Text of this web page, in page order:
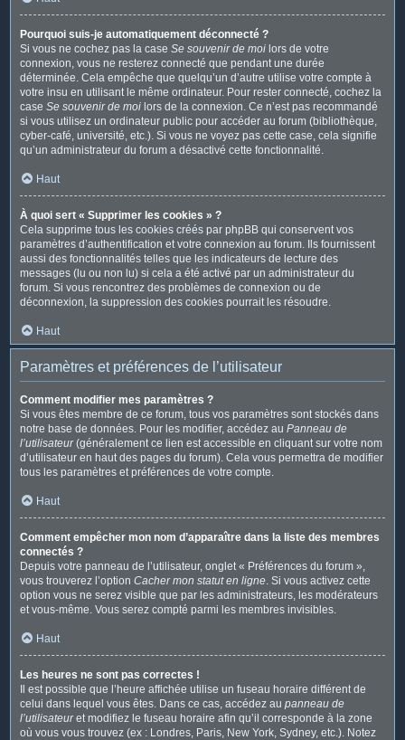
Pourquoi suis-je automatiquement déconnecté ?
Si vous ne cochez pas la case Se souvenir de moi lors de votre
connexion, vous ne resterez connecté que pendant une durée
déterminée. Cela empêche que quelqu’un d’autre utilise votre compte à
votre insu en utilisant le même ordinateur. Pour rester connecté, cochez la
case Se souvenir de moi lors de la connexion. Ce n’est pas recommandé
si vous utilisez un ordinateur public pour accéder au forum (bibliothèque,
cyber-café, université, etc.). Si vous ne voyez pas cette case, cela signifie
qu’un administrateur du forum a désactivé cette fonctionnalité.
Haut
À quoi sert « Supprimer les cookies » ?
Cela supprime tous les cookies créés par phpBB qui conservent vos
paramètres d’authentification et votre connexion au forum. Ils fournissent
aussi des fonctionnalités telles que les indicateurs de lecture des
messages (lu ou non lu) si cela a été activé par un administrateur du
forum. Si vous rencontrez des problèmes de connexion ou de
déconnexion, la suppression des cookies pourrait les résoudre.
Haut
Paramètres et préférences de l’utilisateur
Comment modifier mes paramètres ?
Si vous êtes membre de ce forum, tous vos paramètres sont stockés dans
notre base de données. Pour les modifier, accédez au Panneau de
l’utilisateur(généralement ce lien est accessible en cliquant sur votre nom
d’utilisateur en haut des pages du forum). Cela vous permettra de modifier
tous les paramètres et préférences de votre compte.
Haut
Comment empêcher mon nom d’apparaître dans la liste des membres
connectés ?
Depuis votre panneau de l’utilisateur, onglet « Préférences du forum »,
vous trouverez l’option Cacher mon statut en ligne. Si vous activez cette
option vous ne serez visible que par les administrateurs, les modérateurs
et vous-même. Vous serez compté parmi les membres invisibles.
Haut
Les heures ne sont pas correctes !
Il est possible que l’heure affichée utilise un fuseau horaire différent de
celui dans lequel vous êtes. Dans ce cas, accédez au panneau de
l’utilisateuret modifiez le fuseau horaire afin qu’il corresponde à la zone
où vous vous trouvez (ex : Londres, Paris, New York, Sydney, etc.). Notez